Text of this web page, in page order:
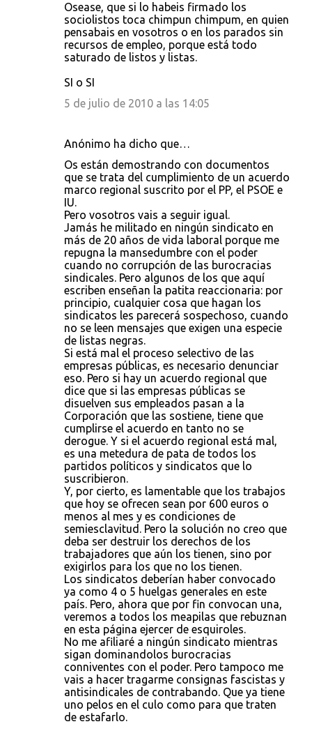
Osease, que si lo habeis firmado los
sociolistos toca chimpun chimpum, en quien
pensabais en vosotros o en los parados sin
recursos de empleo, porque está todo
saturado de listos y listas.
SI o SI
5 de julio de 2010 a las 14:05
Anónimo ha dicho que…
Os están demostrando con documentos
que se trata del cumplimiento de un acuerdo
marco regional suscrito por el PP, el PSOE e
IU.
Pero vosotros vais a seguir igual.
Jamás he militado en ningún sindicato en
más de 20 años de vida laboral porque me
repugna la mansedumbre con el poder
cuando no corrupción de las burocracias
sindicales. Pero algunos de los que aquí
escriben enseñan la patita reaccionaria: por
principio, cualquier cosa que hagan los
sindicatos les parecerá sospechoso, cuando
no se leen mensajes que exigen una especie
de listas negras.
Si está mal el proceso selectivo de las
empresas públicas, es necesario denunciar
eso. Pero si hay un acuerdo regional que
dice que si las empresas públicas se
disuelven sus empleados pasan a la
Corporación que las sostiene, tiene que
cumplirse el acuerdo en tanto no se
derogue. Y si el acuerdo regional está mal,
es una metedura de pata de todos los
partidos políticos y sindicatos que lo
suscribieron.
Y, por cierto, es lamentable que los trabajos
que hoy se ofrecen sean por 600 euros o
menos al mes y es condiciones de
semiesclavitud. Pero la solución no creo que
deba ser destruir los derechos de los
trabajadores que aún los tienen, sino por
exigirlos para los que no los tienen.
Los sindicatos deberían haber convocado
ya como 4 o 5 huelgas generales en este
país. Pero, ahora que por fin convocan una,
veremos a todos los meapilas que rebuznan
en esta página ejercer de esquiroles.
No me afiliaré a ningún sindicato mientras
sigan dominandolos burocracias
conniventes con el poder. Pero tampoco me
vais a hacer tragarme consignas fascistas y
antisindicales de contrabando. Que ya tiene
uno pelos en el culo como para que traten
de estafarlo.